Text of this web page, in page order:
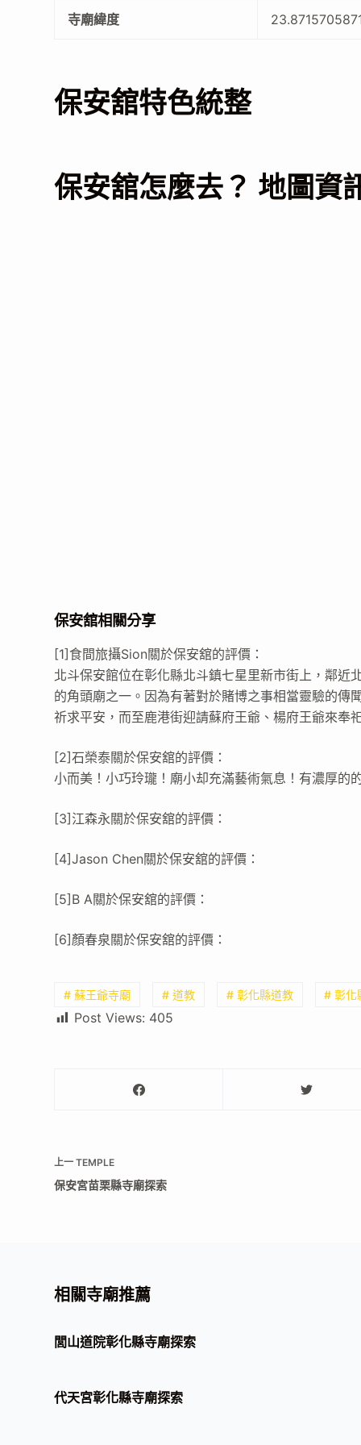
寺廟緯度
保安舘特色統整
保安舘怎麼去？ 地圖資
保安舘相關分享
[1]食間旅攝Sion關於保安舘的評價：
北斗保安館位在彰化縣北斗鎮七星里新市街上，鄰近
的角頭廟之一。因為有著對於賭博之事相當靈驗的傳
祈求平安，而至鹿港街迎請蘇府王爺、楊府王爺來奉
[2]石榮泰關於保安舘的評價：
小而美！小巧玲瓏！廟小却充滿藝術氣息！有濃厚的
[3]江森永關於保安舘的評價：
[4]Jason Chen關於保安舘的評價：
[5]B A關於保安舘的評價：
[6]顏春泉關於保安舘的評價：
# 蘇王爺寺廟 # 道教 # 彰化縣道教 # 彰化
Post Views: 405
上一TEMPLE
保安宮苗栗縣寺廟探索
相關寺廟推薦
閭山道院彰化縣寺廟探索
代天宮彰化縣寺廟探索